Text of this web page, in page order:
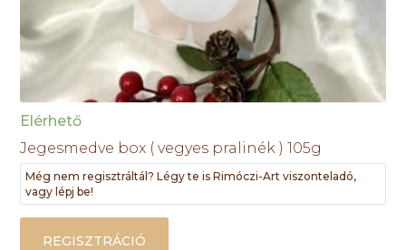
Elérhető
Jegesmedve box ( vegyes pralinék ) 105g
Még nem regisztráltál? Légy te is Rimóczi-Art viszonteladó,
vagy lépj be!
REGISZTRÁCIÓ